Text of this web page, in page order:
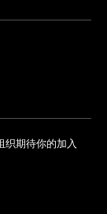
织期待你的加入